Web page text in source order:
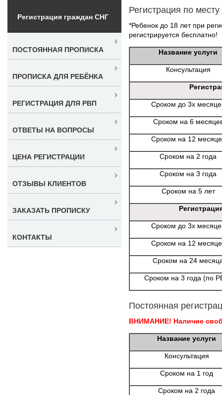
Регистрация по
*Ребенок до 18 лет при
регистрируется бесплатно!
Название услуги
Консультация
Сроком до 3х
Сроком на 6
Сроком на 12
Сроком на 2 года
Сроком на 3 года
Сроком на 5 лет
Сроком до 3х
Сроком на 12
Сроком на 24
Сроком на 3 года (по
Постоянная
ВНИМАНИЕ! Наличие
Название услуги
Консультация
Сроком на 1 год
Сроком на 2 года
Регистрация граждан СНГ
ПОСТОЯННАЯ ПРОПИСКА
ПРОПИСКА ДЛЯ РЕБЁНКА
РЕГИСТРАЦИЯ ДЛЯ РВП
ОТВЕТЫ НА ВОПРОСЫ
ЦЕНА РЕГИСТРАЦИИ
ОТЗЫВЫ КЛИЕНТОВ
ЗАКАЗАТЬ ПРОПИСКУ
КОНТАКТЫ